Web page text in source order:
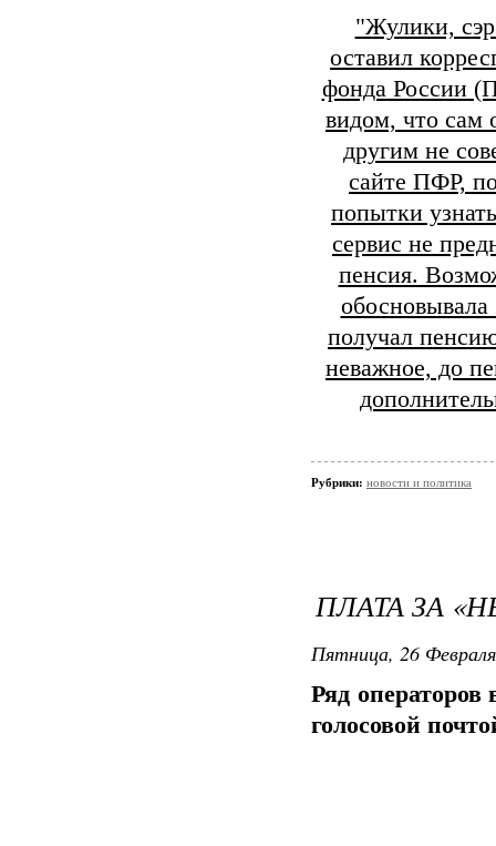
"Жулики,
оставил
фонда России
видом, что сам
другим не
сайте ПФР,
попытки
сервис не
пенсия.
обосновывала
получал
неважное, до
Рубрики: новости и политика
ПЛАТА ЗА
Пятница, 26
Ряд операторов
голосовой